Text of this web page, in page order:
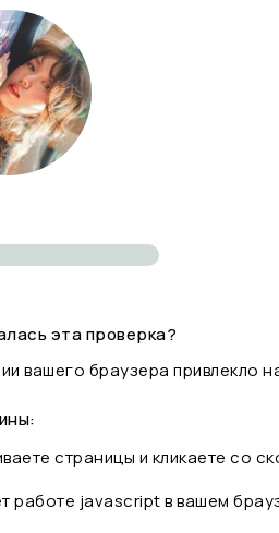
эта проверка?
вашего браузера привлекло
страницы и кликаете со
работе javascript в вашем